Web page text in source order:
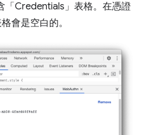
「Credentials」 表格。在憑證
會是空白的。